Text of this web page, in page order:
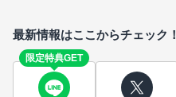
最新情報はここからチェック！
限定特典GET